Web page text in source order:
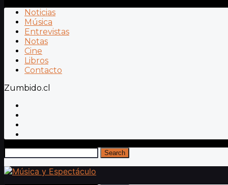
Noticias
Música
Entrevistas
Notas
Cine
Libros
Contacto
Zumbido.cl
Search